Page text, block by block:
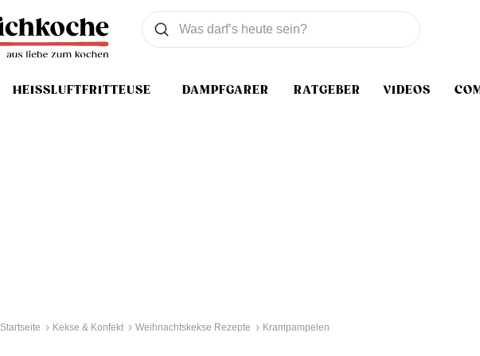
HEISSLUFTFRITTEUSE DAMPFGARER RATGEBER VIDEOS
Was wollen Sie suchen
Suchen
Startseite Kekse & Konfekt Weihnachtskekse Rezepte Krampampelen